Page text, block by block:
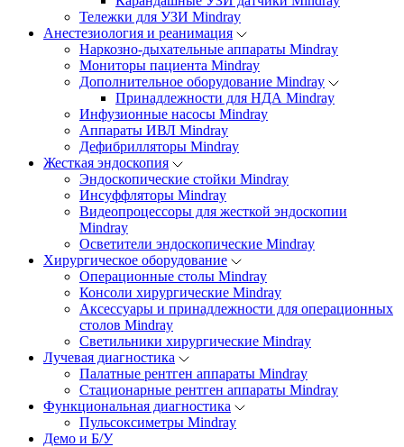
Тележки для УЗИ Mindray
Анестезиология и реанимация
Наркозно-дыхательные аппараты Mindray
Мониторы пациента Mindray
Дополнительное оборудование Mindray
Принадлежности для НДА Mindray
Инфузионные насосы Mindray
Аппараты ИВЛ Mindray
Дефибрилляторы Mindray
Жесткая эндоскопия
Эндоскопические стойки Mindray
Инсуффляторы Mindray
Видеопроцессоры для жесткой эндоскопии
Mindray
Осветители эндоскопические Mindray
Хирургическое оборудование
Операционные столы Mindray
Консоли хирургические Mindray
Аксессуары и принадлежности для операционных
столов Mindray
Светильники хирургические Mindray
Лучевая диагностика
Палатные рентген аппараты Mindray
Стационарные рентген аппараты Mindray
Функциональная диагностика
Пульсоксиметры Mindray
Демо и Б/У